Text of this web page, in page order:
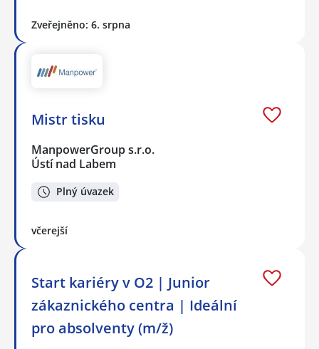
Zveřejněno: 6. srpna
Mistr tisku
ManpowerGroup s.r.o.
Ústí nad Labem
Plný úvazek
včerejší
Start kariéry v O2 | Junior
zákaznického centra | Ideální
pro absolventy (m/ž)